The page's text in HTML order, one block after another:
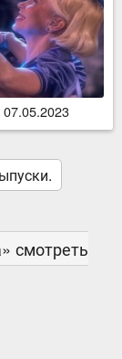
смотреть